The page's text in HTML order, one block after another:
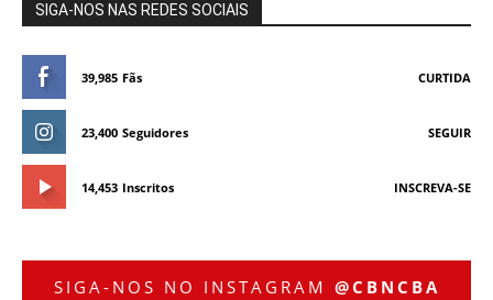
SIGA-NOS NAS REDES SOCIAIS
39,985 Fãs CURTIDA
23,400 Seguidores SEGUIR
14,453 Inscritos INSCREVA-SE
SIGA-NOS NO INSTAGRAM @CBNCBA